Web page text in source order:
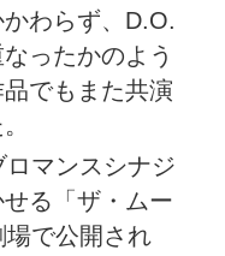
わらず、D.O.
ったかのよう
でもまた共演
マンスシナジ
る「ザ・ムー
場で公開され